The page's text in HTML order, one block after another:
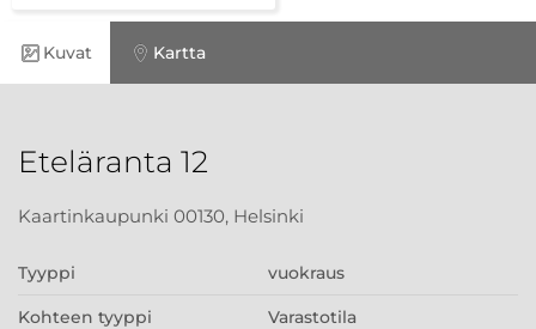
Kuvat Kartta
Eteläranta 12
Kaartinkaupunki 00130, Helsinki
Tyyppi vuokraus
Kohteen tyyppi Varastotila